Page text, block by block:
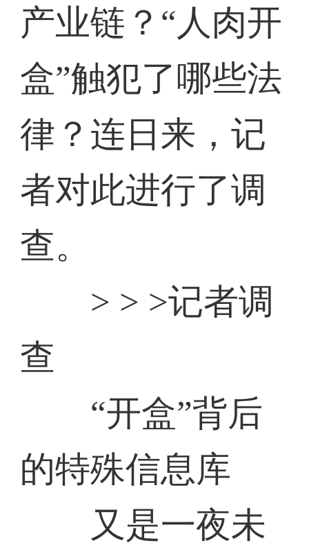
产业链？“人肉开
盒”触犯了哪些法
律？连日来，记
者对此进行了调
查。
> > >记者调
查
“开盒”背后
的特殊信息库
又是一夜未